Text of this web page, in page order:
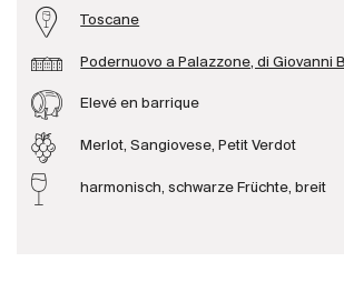
Die Firma
News
E-Katalog
AGB
Toscane
Podernuovo a Palazzone, di Giovanni
Elevé en barrique
Merlot, Sangiovese, Petit Verdot
harmonisch, schwarze Früchte, breit